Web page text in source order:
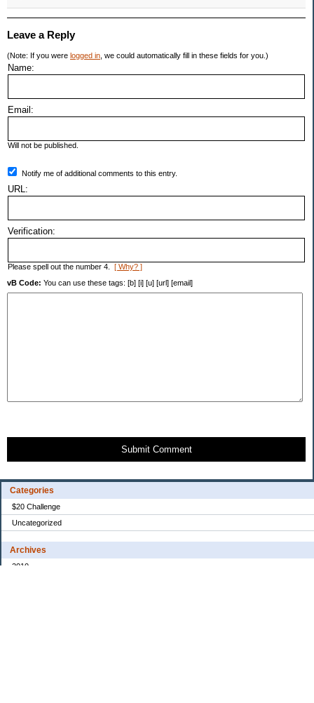
Categories
$20 Challenge
Uncategorized
Archives
2010
Leave a Reply
(Note: If you were logged in , we could automatically fill in these fields for you.)
Name:
Email:
Will not be published.
Notify me of additional comments to this entry.
URL:
Verification:
Please spell out the number 4. [ Why? ]
vB Code: You can use these tags: [b] [i] [u] [url] [email]
Submit Comment